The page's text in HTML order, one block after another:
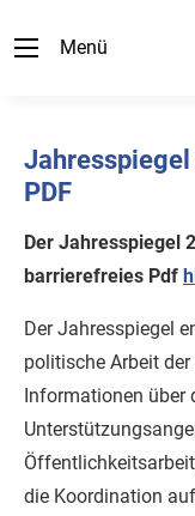
Menü
PDF
Der Jahresspiegel
barrierefreies Pdf
Der Jahresspiegel
politische Arbeit der
Informationen über
die Koordination